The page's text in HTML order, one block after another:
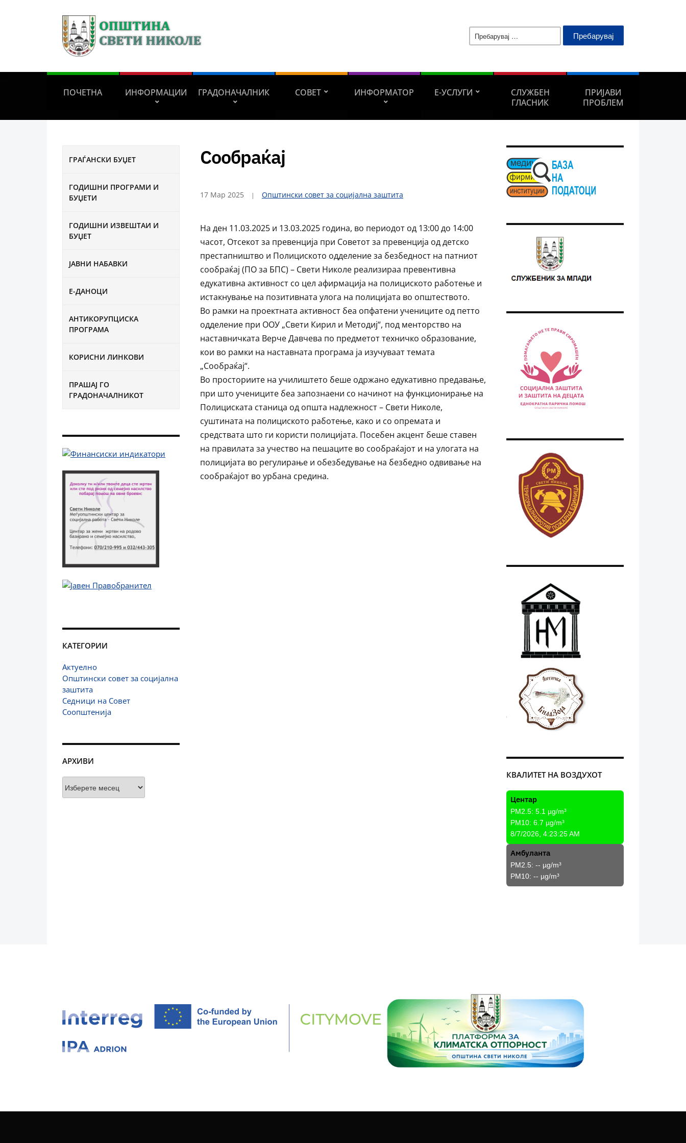
Пребарувај
ПОЧЕТНА ИНФОРМАЦИИ ГРАДОНАЧАЛНИК СОВЕТ ИНФОРМАТОР Е-УСЛУГИ
СЛУЖБЕН
ГЛАСНИК
ПРИЈАВИ
ПРОБЛЕМ
ГРАЃАНСКИ БУЏЕТ
ГОДИШНИ ПРОГРАМИ И
БУЏЕТИ
ГОДИШНИ ИЗВЕШТАИ И
БУЏЕТ
ЈАВНИ НАБАВКИ
Е-ДАНОЦИ
АНТИКОРУПЦИСКА
ПРОГРАМА
КОРИСНИ ЛИНКОВИ
ПРАШАЈ ГО
ГРАДОНАЧАЛНИКОТ
КАТЕГОРИИ
Актуелно
Општински совет за социјална
заштита
Седници на Совет
Соопштенија
АРХИВИ
Сообраќај
17 Мар 2025 Општински совет за социјална заштита
На ден 11.03.2025 и 13.03.2025 година, во периодот од 13:00 до 14:00
часот, Отсекот за превенција при Советот за превенција од детско
престапништво и Полициското одделение за безбедност на патниот
сообраќај (ПО за БПС) – Свети Николе реализираа превентивна
едукативна активност со цел афирмација на полициското работење и
истакнување на позитивната улога на полицијата во општеството.
Во рамки на проектната активност беа опфатени учениците од петто
одделение при ООУ „Свети Кирил и Методиј“, под менторство на
наставничката Верче Давчева по предметот техничко образование,
кои во рамки на наставната програма ја изучуваат темата
„Сообраќај“.
Во просториите на училиштето беше одржано едукативно предавање,
при што учениците беа запознаени со начинот на функционирање на
Полициската станица од општа надлежност – Свети Николе,
суштината на полициското работење, како и со опремата и
средствата што ги користи полицијата. Посебен акцент беше ставен
на правилата за учество на пешаците во сообраќајот и на улогата на
полицијата во регулирање и обезбедување на безбедно одвивање на
сообраќајот во урбана средина.
КВАЛИТЕТ НА ВОЗДУХОТ
Центар
PM2.5: 5.1 µg/m³
PM10: 6.7 µg/m³
8/7/2026, 4:23:25 AM
Амбуланта
PM2.5: -- µg/m³
PM10: -- µg/m³